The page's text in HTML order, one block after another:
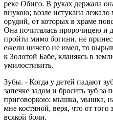
реке Обиго. В руках держала
внукою; возле истукана
орудий, от которых в храме
Она почиталась пророчицею и
пройти мимо богини, не
ежели ничего не имел, то
к Золотой Бабе, кланяясь в
умилостивить.
Зубы. - Когда у детей падают
запечке задом и бросить зуб за
приговоркою: мышка, мышка,
мне костяной, веря, что от того
всякой боли.